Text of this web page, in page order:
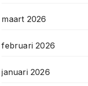
maart 2026
februari 2026
januari 2026